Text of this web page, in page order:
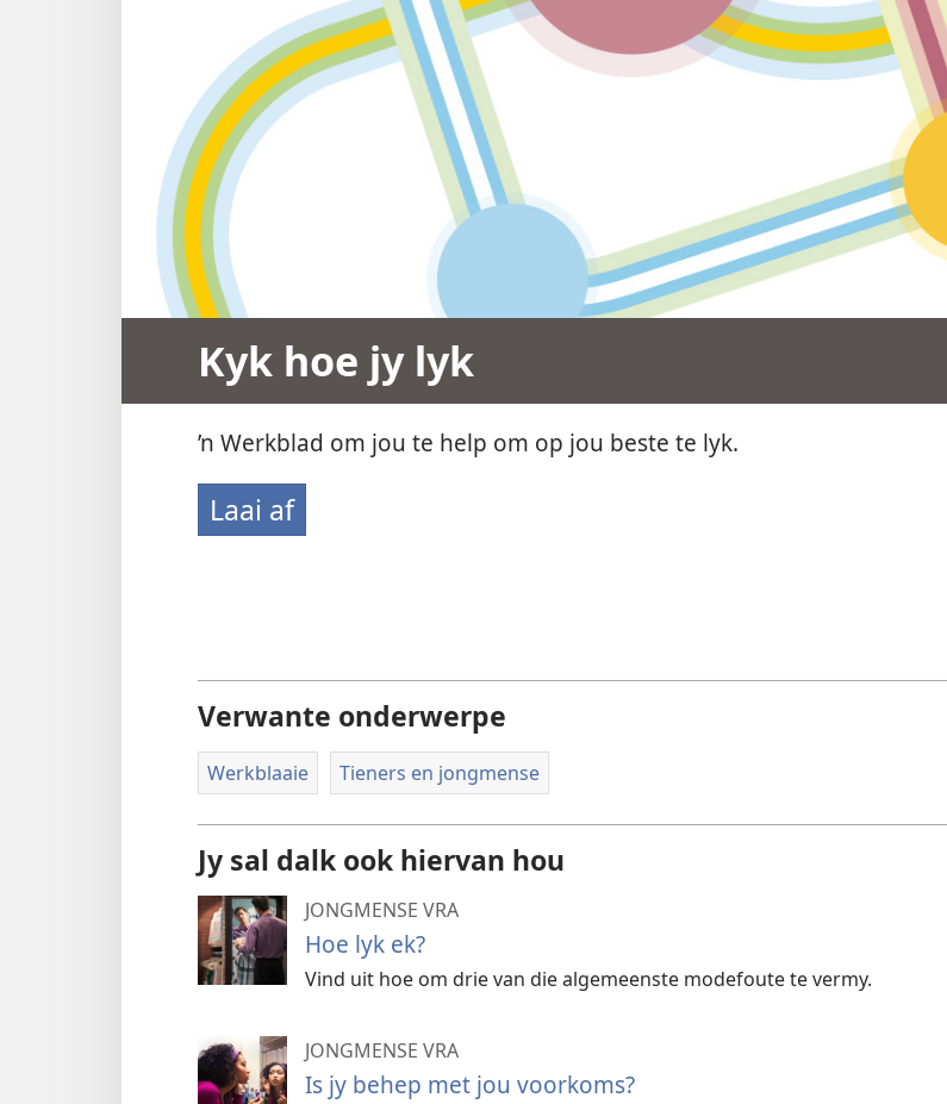
Kyk hoe jy lyk
’n Werkblad om jou te help om op jou beste te lyk.
Laai af
Verwante onderwerpe
Werkblaaie Tieners en jongmense
Jy sal dalk ook hiervan hou
JONGMENSE VRA
Hoe lyk ek?
Vind uit hoe om drie van die algemeenste modefoute te vermy.
JONGMENSE VRA
Is jy behep met jou voorkoms?